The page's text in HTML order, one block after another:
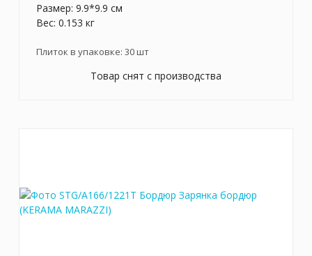
Размер: 9.9*9.9 см
Вес: 0.153 кг
Плиток в упаковке: 30шт
Товар снят с производства